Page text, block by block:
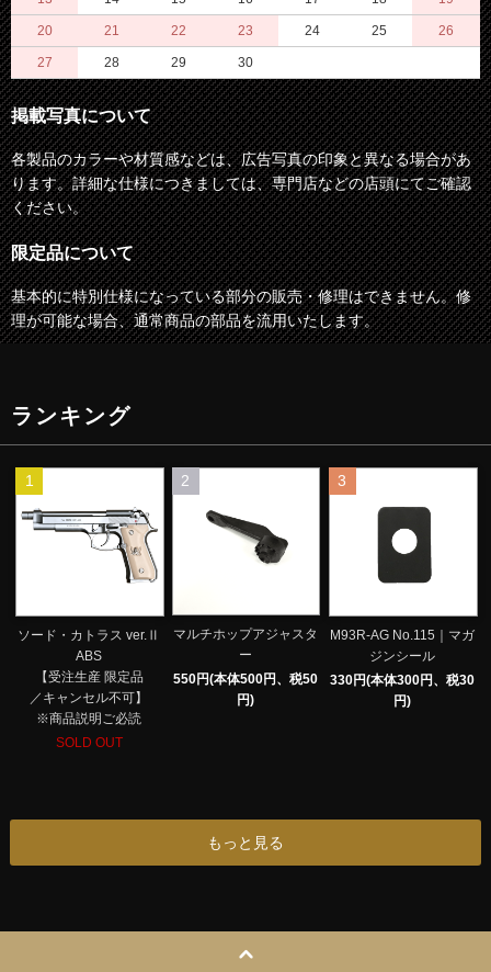
20 21 22 23 24 25 26
27 28 29 30
掲載写真について
各製品のカラーや材質感などは、広告写真の印象と異なる場合があ
ります。詳細な仕様につきましては、専門店などの店頭にてご確認
ください。
限定品について
基本的に特別仕様になっている部分の販売・修理はできません。修
理が可能な場合、通常商品の部品を流用いたします。
ランキング
1
ソード・カトラス ver.Ⅱ
ABS
【受注生産 限定品
／キャンセル不可】
※商品説明ご必読
SOLD OUT
2
マルチホップアジャスタ
ー
550円(本体500円、税50
円)
3
M93R-AG No.115｜マガ
ジンシール
330円(本体300円、税30
円)
もっと見る